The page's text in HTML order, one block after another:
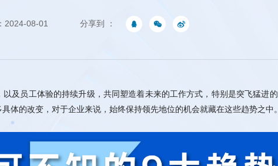
2024-08-01 分享到 ：
以及员工体验的持续升级，共同塑造着未来的工作方式，特别是突飞猛进的
体的改变，对于企业来说，始终保持领先地位的机会就藏在这些趋势之中。